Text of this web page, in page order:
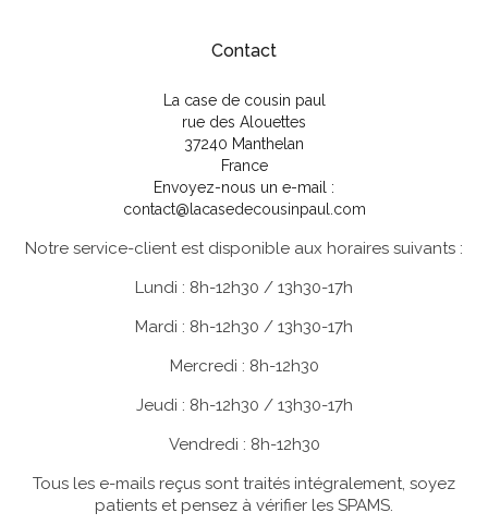
Contact
La case de cousin paul
rue des Alouettes
37240 Manthelan
France
Envoyez-nous un e-mail :
contact@lacasedecousinpaul.com
Notre service-client est disponible aux horaires suivants :
Lundi : 8h-12h30 / 13h30-17h
Mardi : 8h-12h30 / 13h30-17h
Mercredi : 8h-12h30
Jeudi : 8h-12h30 / 13h30-17h
Vendredi : 8h-12h30
Tous les e-mails reçus sont traités intégralement, soyez
patients et pensez à vérifier les SPAMS.